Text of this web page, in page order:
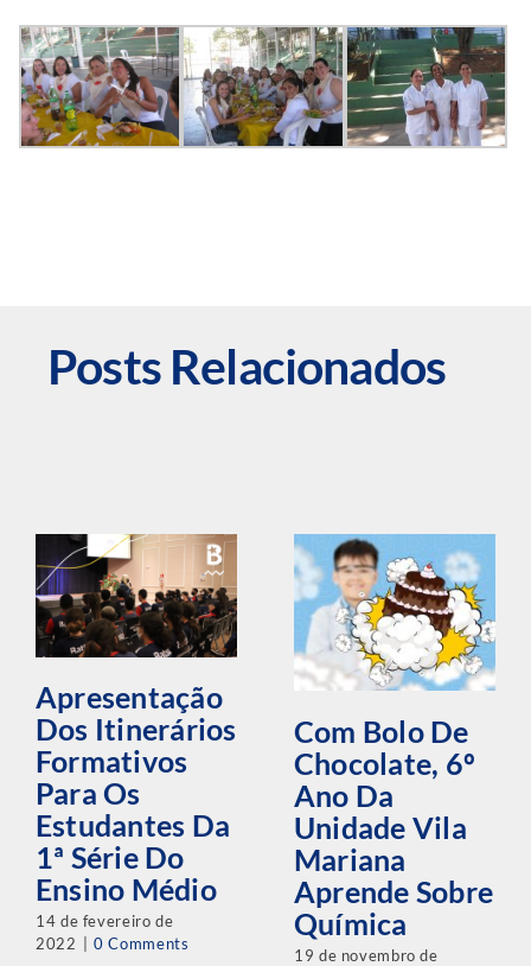
Posts Relacionados
Apresentação
Dos Itinerários
Formativos
Para Os
Estudantes Da
1ª Série Do
Ensino Médio
14 de fevereiro de
2022
0 Comments
Com Bolo De
Chocolate, 6º
Ano Da
Unidade Vila
Mariana
Aprende Sobre
Química
19 de novembro de